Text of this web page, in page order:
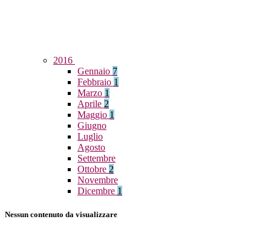
2016
Gennaio 7
Febbraio 1
Marzo 1
Aprile 2
Maggio 1
Giugno
Luglio
Agosto
Settembre
Ottobre 2
Novembre
Dicembre 1
Nessun contenuto da visualizzare